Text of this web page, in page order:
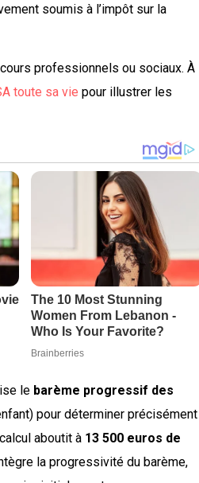
soumis à l’impôt sur la
professionnels ou sociaux. À
toute sa vie pour illustrer les
le barème progressif des
pour déterminer précisément
aboutit à 13 500 euros de
la progressivité du barème,